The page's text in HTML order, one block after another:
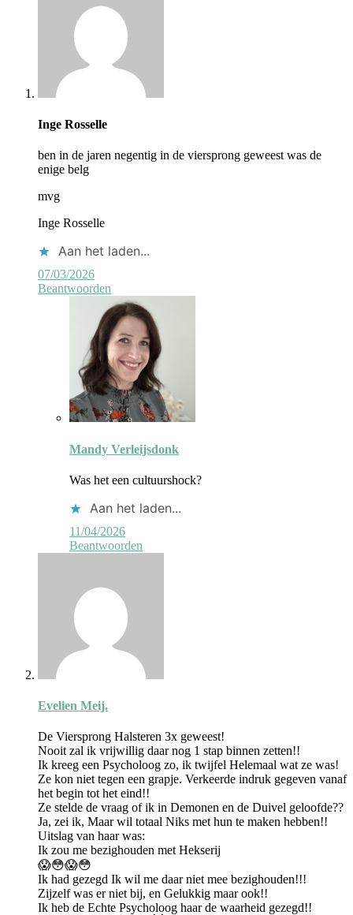
Inge Rosselle
ben in de jaren negentig in de viersprong geweest was de
enige belg
mvg
Inge Rosselle
Aan het laden...
07/03/2026
Beantwoorden
door
auteur
Mandy Verleijsdonk
Was het een cultuurshock?
Aan het laden...
11/04/2026
Beantwoorden
Evelien Meij.
De Viersprong Halsteren 3x geweest!
Nooit zal ik vrijwillig daar nog 1 stap binnen zetten!!
Ik kreeg een Psycholoog zo, ik twijfel Helemaal wat ze was!
Ze kon niet tegen een grapje. Verkeerde indruk gegeven vanaf
het begin tot het eind!!
Ze stelde de vraag of ik in Demonen en de Duivel geloofde??
Ja, zei ik, Maar wil totaal Niks met hun te maken hebben!!
Uitslag van haar was:
Ik zou me bezighouden met Hekserij
😱😳😱😳
Ik had gezegd Ik wil me daar niet mee bezighouden!!!
Zijzelf was er niet bij, en Gelukkig maar ook!!
Ik heb de Echte Psycholoog haar de waarheid gezegd!!